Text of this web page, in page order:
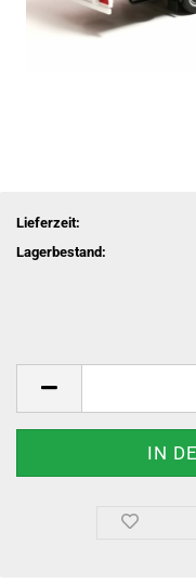
Lieferzeit:
Lagerbestand: